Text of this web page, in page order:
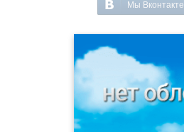
Мы Вконтакте